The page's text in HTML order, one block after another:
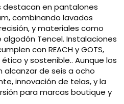
destacan en pantalones
combinando lavados
y materiales como
Tencel. Instalaciones
con REACH y GOTS,
y sostenible.. Aunque los
de seis a ocho
innovación de telas, y la
para marcas boutique y